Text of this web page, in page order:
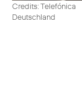
Credits: Telefónica
Deutschland